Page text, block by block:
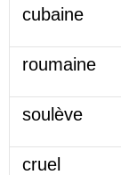
cubaine
roumaine
soulève
cruel